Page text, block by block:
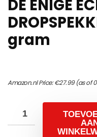
DE ENIGE
gram
Amazon.nl Price:€27.99(as of